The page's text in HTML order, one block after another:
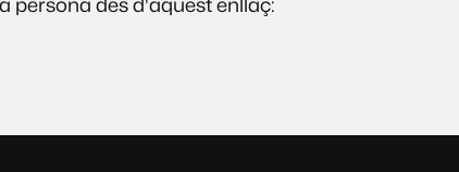
persona des d'aquest enllaç: